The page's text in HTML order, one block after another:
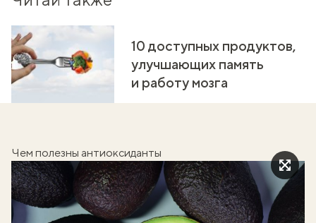
10 доступных продуктов,
улучшающих память
и работу мозга
Чем полезны антиоксиданты